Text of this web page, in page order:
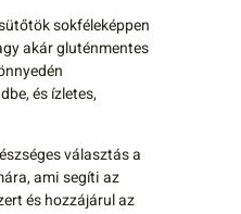
sokféleképpen
akár gluténmentes
és ízletes,
választás a
ami segíti az
és hozzájárul az